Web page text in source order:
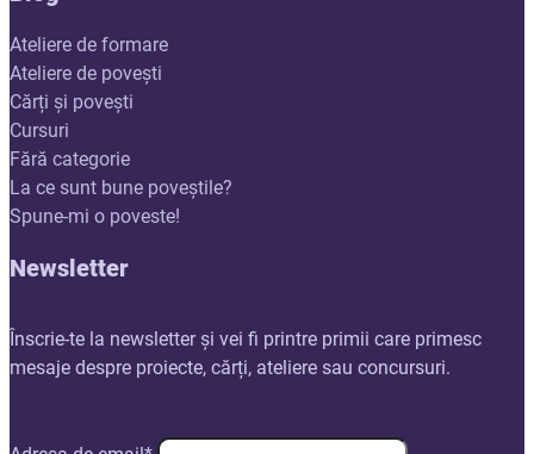
Ateliere de formare
Ateliere de povești
Cărți și povești
Cursuri
Fără categorie
La ce sunt bune poveștile?
Spune-mi o poveste!
Newsletter
Înscrie-te la newsletter și vei fi printre primii care primesc
mesaje despre proiecte, cărți, ateliere sau concursuri.